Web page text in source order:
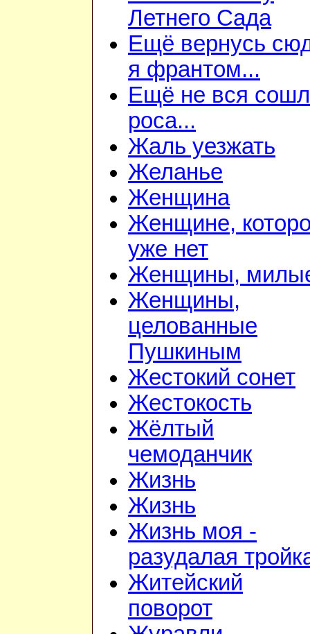
Летнего Сада
Ещё вернусь
я франтом...
Ещё не вся
роса...
Жаль уезжать
Желанье
Женщина
Женщине,
уже нет
Женщины,
Женщины,
целованные
Пушкиным
Жестокий сонет
Жестокость
Жёлтый
чемоданчик
Жизнь
Жизнь
Жизнь моя -
разудалая
Житейский
поворот